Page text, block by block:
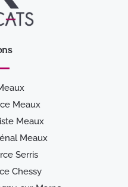
Meaux
Meaux
Meaux
Serris
Chessy